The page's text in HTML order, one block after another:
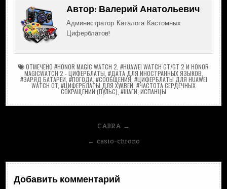
Автор: Валерий Анатольевич
Администратор Каталога Кастомных
Циферблатов!
ОТМЕЧЕНО #HONOR MAGIC WATCH 2 #HUAWEI WATCH GT/GT 2 И HONOR
MAGICWATCH 2 - ЦИФЕРБЛАТЫ #ДАТА ДЛЯ ИНОСТРАННЫХ ЯЗЫКОВ
#ЗАРЯД БАТАРЕИ #ПОГОДА, #СООБЩЕНИЯ #ЦИФЕРБЛАТЫ ДЛЯ HUAWEI
WATCH GT #ЦИФЕРБЛАТЫ ДЛЯ ХУАВЕЙ #ЧАСТОТА СЕРДЕЧНЫХ
СОКРАЩЕНИЙ (ПУЛЬС),#ШАГИ ИСПАНЦЫ
CABRA →
← casio-chrono
Добавить комментарий